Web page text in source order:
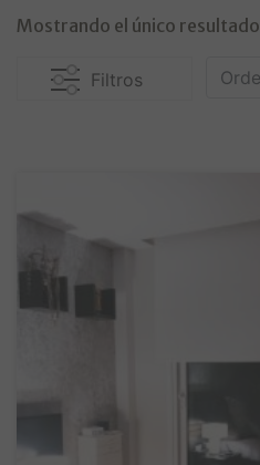
Mostrando el único resultado
Filtros